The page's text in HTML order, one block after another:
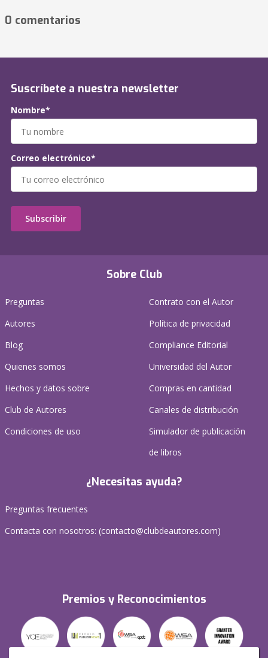
0 comentarios
Sobre Club
Preguntas
Autores
Blog
Quienes somos
Hechos y datos sobre
Club de Autores
Condiciones de uso
Contrato con el Autor
Política de privacidad
Compliance Editorial
Universidad del Autor
Compras en cantidad
Canales de distribución
Simulador de publicación
de libros
¿Necesitas ayuda?
Preguntas frecuentes
Contacta con nosotros: (contacto@clubdeautores.com)
Premios y Reconocimientos
Suscríbete a nuestra newsletter
Nombre*
Correo electrónico*
Subscribir